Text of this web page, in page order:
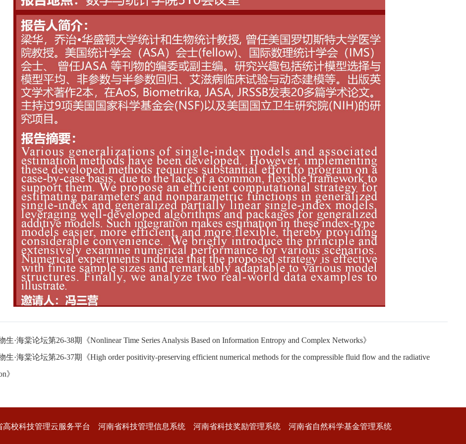
生·海棠论坛第26-38期《Nonlinear Time Series Analysis Based on Information Entropy and Complex Networks》
生·海棠论坛第26-37期《High order positivity-preserving efficient numerical methods for the compressible fluid flow and the radiative
》
高校科技管理云服务平台 河南省科技管理信息系统 河南省科技奖励管理系统 河南省自然科学基金管理系统